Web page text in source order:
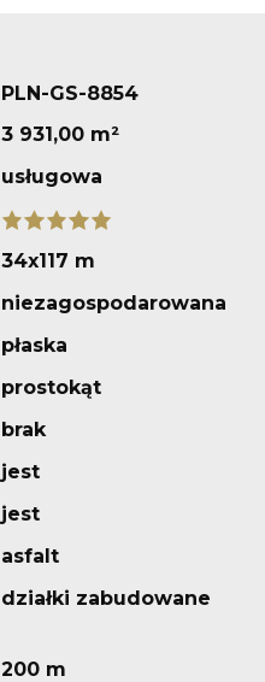
PLN-GS-8854
3 931,00 m²
usługowa
34x117 m
niezagospodarowana
płaska
prostokąt
brak
jest
jest
asfalt
działki zabudowane
200 m